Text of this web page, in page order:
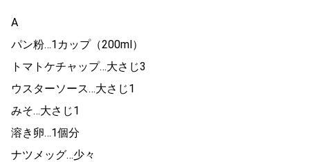
A
パン粉…1カップ（200ml）
トマトケチャップ…大さじ3
ウスターソース…大さじ1
みそ…大さじ1
溶き卵…1個分
ナツメッグ…少々